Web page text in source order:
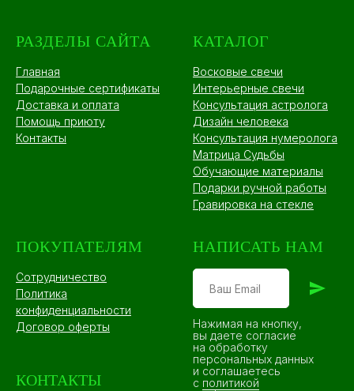
РАЗДЕЛЫ САЙТА
Главная
Подарочные сертификаты
Доставка и оплата
Помощь приюту
Контакты
КАТАЛОГ
Восковые свечи
Интерьерные свечи
Консультация астролога
Дизайн человека
Консультация нумеролога
Матрица Судьбы
Обучающие материалы
Подарки ручной работы
Гравировка на стекле
ПОКУПАТЕЛЯМ
Сотрудничество
Политика
конфиденциальности
Договор оферты
КОНТАКТЫ
НАПИСАТЬ НАМ
Нажимая на кнопку,
вы даете согласие
на обработку
персональных данных
и соглашаетесь
c политикой